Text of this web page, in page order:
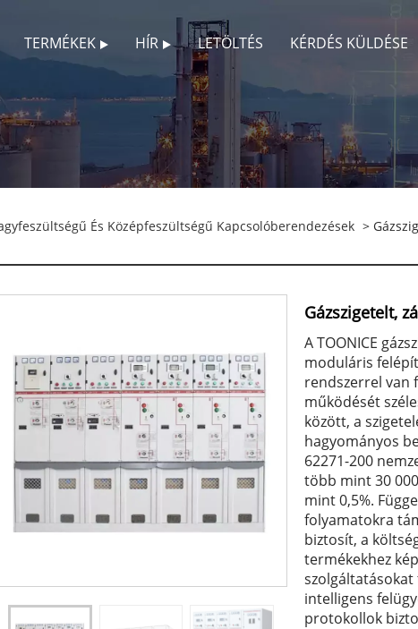
TERMÉKEK HÍR LETÖLTÉS KÉRDÉS KÜLDÉSE
És Középfeszültségű Kapcsolóberendezések >
Gázszigetelt,
A TOONICE
moduláris
rendszerrel van
működését
között, a
hagyományos
62271-200
több mint 30
mint 0,5%.
folyamatokra
biztosít, a
termékekhez
intelligens
protokollok